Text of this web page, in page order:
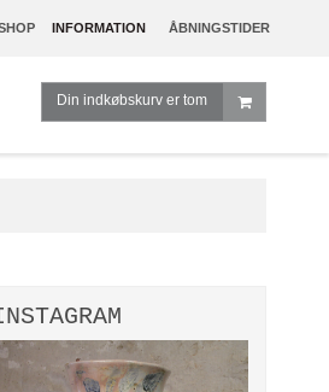
INFORMATION ÅBNINGSTIDER
Din indkøbskurv er tom